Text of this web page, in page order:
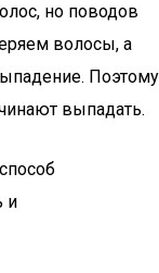
но поводов
волосы, а
Поэтому
выпадать.
и